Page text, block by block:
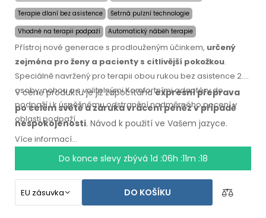
Terapie dlaní bez asistence
Šetrná pulzní technologie
Vhodné na terapii podpaží
Automatický náběh terapie
Přístroj nové generace s prodlouženým účinkem, určený
zejména pro ženy a pacienty s citlivější pokožkou.
Speciálně navržený pro terapii obou rukou bez asistence 2.
osoby, nohou a s volitelnými Komfortními adaptéry do
podpaží i k úspěšnému odstranění nadměrného pocení v
oblasti podpaží.
V ceně produktu je již započítánaexpresní přeprava
po celém světěa zárukavrácení penězv případě
nespokojenosti. Návod k použití ve Vašem jazyce.
Více informací...
Do konce slevy zbývá 1d :06h :11m :17
DO KOŠÍKU